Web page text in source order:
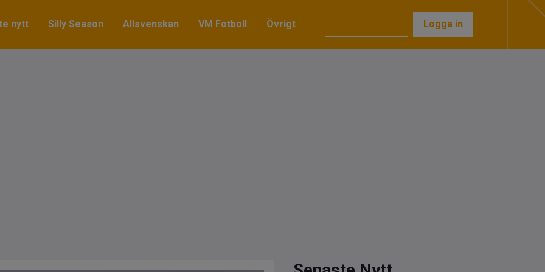
nytt Silly Season Allsvenskan VM Fotboll Övrigt Logga in